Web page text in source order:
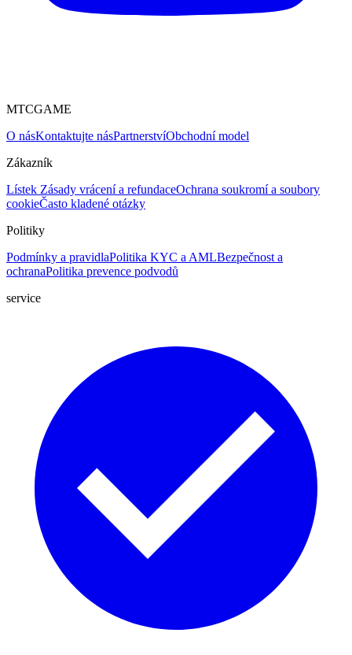
MTCGAME
O násKontaktujte násPartnerstvíObchodní model
Zákazník
Lístek Zásady vrácení a refundaceOchrana soukromí a soubory
cookieČasto kladené otázky
Politiky
Podmínky a pravidlaPolitika KYC a AMLBezpečnost a
ochranaPolitika prevence podvodů
service